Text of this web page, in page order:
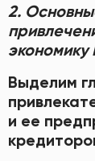
2.
экономику
Выделим
и ее